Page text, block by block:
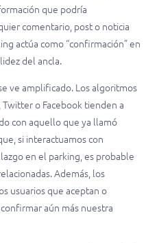
que podría
comentario, post o noticia
actúa como “confirmación” en
del ancla.
ve amplificado. Los algoritmos
o Facebook tienden a
con aquello que ya llamó
si interactuamos con
en el parking, es probable
Además, los
usuarios que aceptan o
aún más nuestra